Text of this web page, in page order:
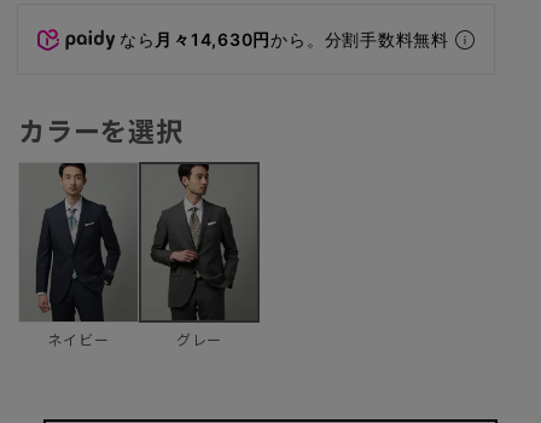
なら 月々14,630円から。分割手数料無料
カラーを選択
ネイビー グレー